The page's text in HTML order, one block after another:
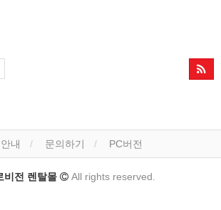
내 문의하기 PC버전
비전 렌탈몰 All rights reserved.